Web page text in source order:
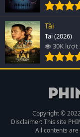
Tài
Tai (2026)
30K lượt
Copyright ©
Disclaimer: This site
All contents